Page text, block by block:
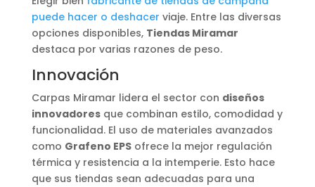
puede hacer o deshacer viaje. Entre las diversas
opciones disponibles, Tiendas Miramar
destaca por varias razones de peso.
Innovación
Carpas Miramar lidera el sector con diseños
innovadoresque combinan estilo, comodidad y
funcionalidad. El uso de materiales avanzados
como Grafeno EPSofrece la mejor regulación
térmica y resistencia a la intemperie. Esto hace
que sus tiendas sean adecuadas para una